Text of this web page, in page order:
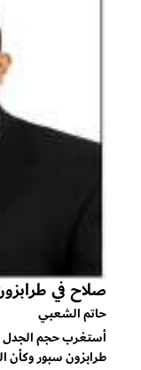
صلاح في
حاتم الشعبي
أستغرب حجم الجدل
طرابزون سبور وكأن